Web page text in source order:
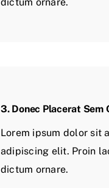
3. Donec Placerat Sem
Lorem ipsum dolor sit
adipiscing elit. Proin
dictum ornare.